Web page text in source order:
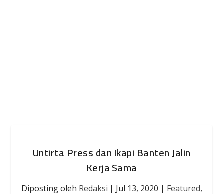
Untirta Press dan Ikapi Banten Jalin
Kerja Sama
Diposting oleh Redaksi | Jul 13, 2020 | Featured,